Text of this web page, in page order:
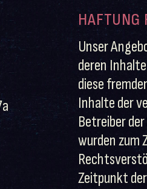
HAFTUNG
Unser
deren
diese
Inhalte der
Betreiber
wurden zum
Zeitpunkt